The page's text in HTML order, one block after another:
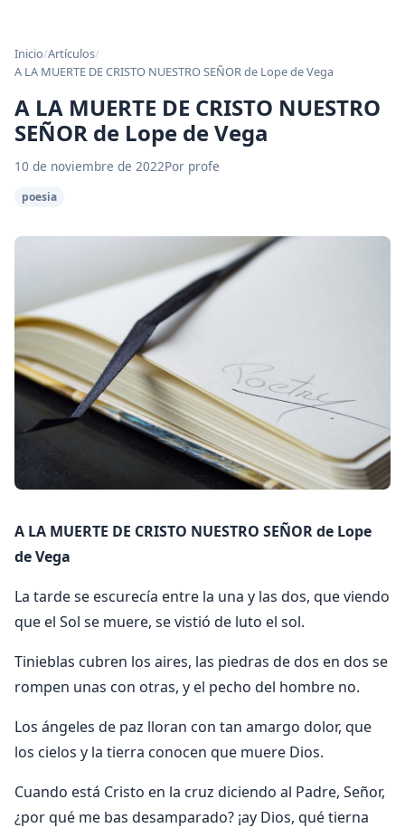
Inicio/Artículos/
A LA MUERTE DE CRISTO NUESTRO SEÑOR de Lope de Vega
A LA MUERTE DE CRISTO NUESTRO
SEÑOR de Lope de Vega
10 de noviembre de 2022Por profe
poesia
A LA MUERTE DE CRISTO NUESTRO SEÑOR de Lope
de Vega
La tarde se escurecía entre la una y las dos, que viendo
que el Sol se muere, se vistió de luto el sol.
Tinieblas cubren los aires, las piedras de dos en dos se
rompen unas con otras, y el pecho del hombre no.
Los ángeles de paz lloran con tan amargo dolor, que
los cielos y la tierra conocen que muere Dios.
Cuando está Cristo en la cruz diciendo al Padre, Señor,
¿por qué me bas desamparado? ¡ay Dios, qué tierna